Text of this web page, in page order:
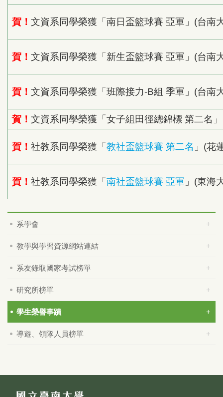
賀！ 文資系同學榮獲「南日盃籃球賽 亞軍」(台南
賀！ 文資系同學榮獲「新生盃籃球賽 亞軍」(台南
賀！ 文資系同學榮獲「班際接力-B組 季軍」(台南
賀！ 文資系同學榮獲「女子組田徑總錦標 第二名
賀！ 社教系同學榮獲「 教社盃籃球賽 第二名 」(花
賀！ 社教系同學榮獲「 南社盃籃球賽 亞軍 」(東海
系學會
教學與學習資源網站連結
系友錄取國家考試榜單
研究所榜單
學生榮譽事蹟
導遊、領隊人員榜單